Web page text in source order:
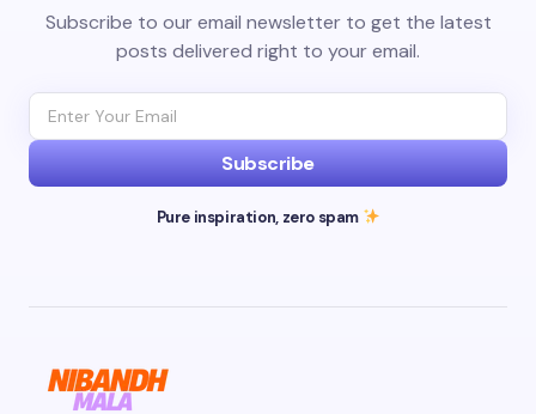
Subscribe to our email newsletter to get the latest
posts delivered right to your email.
Subscribe
Pure inspiration, zero spam